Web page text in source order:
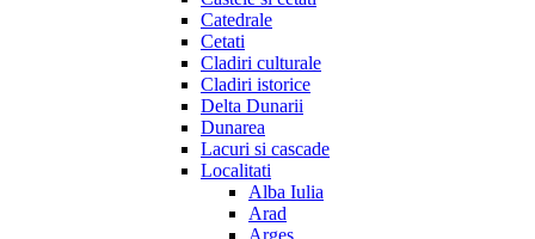
Catedrale
Cetati
Cladiri culturale
Cladiri istorice
Delta Dunarii
Dunarea
Lacuri si cascade
Localitati
Alba Iulia
Arad
Arges